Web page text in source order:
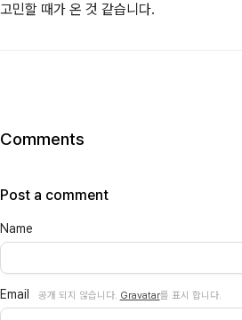
고민할 때가 온 것 같습니다.
Comments
Post a comment
Name
Email 공개 되지 않습니다. Gravatar를 표시 합니다.